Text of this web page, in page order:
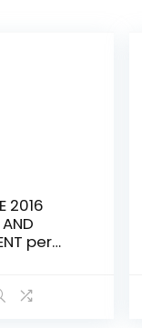
2016
per
7 –